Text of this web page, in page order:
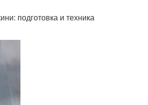
подготовка и техника